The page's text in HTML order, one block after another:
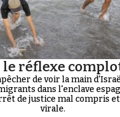
le réflexe
de voir la main
dans l'enclave
de justice mal compris
virale.